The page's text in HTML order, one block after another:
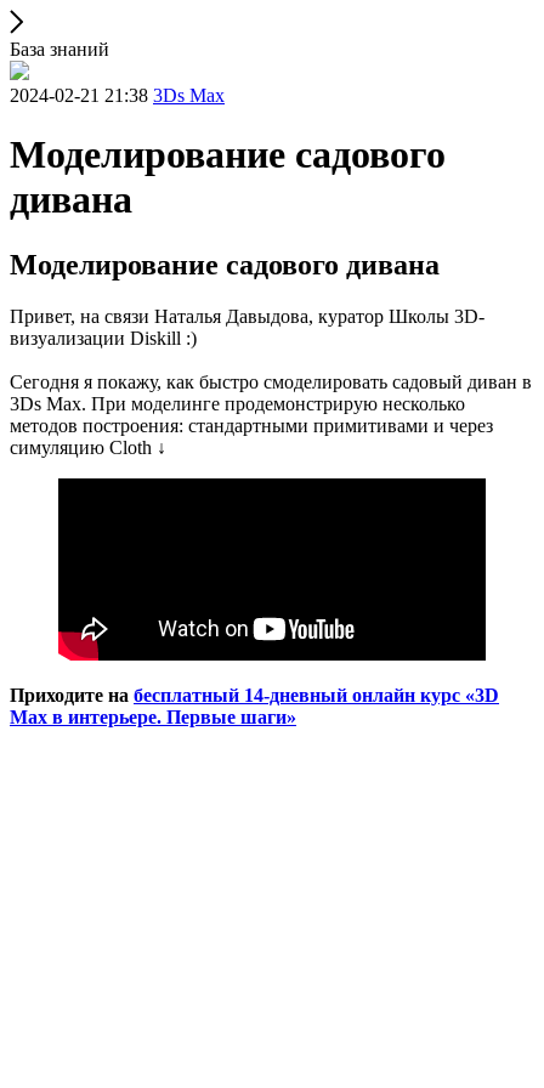
База знаний
2024-02-21 21:38 3Ds Max
Моделирование cадового
дивана
Моделирование cадового дивана
Привет, на связи Наталья Давыдова, куратор Школы 3D-
визуализации Diskill :)
Сегодня я покажу, как быстро смоделировать садовый диван в
3Ds Max. При моделинге продемонстрирую несколько
методов построения: стандартными примитивами и через
симуляцию Cloth ↓
Приходите на бесплатный 14-дневный онлайн курс «3D
Max в интерьере. Первые шаги»